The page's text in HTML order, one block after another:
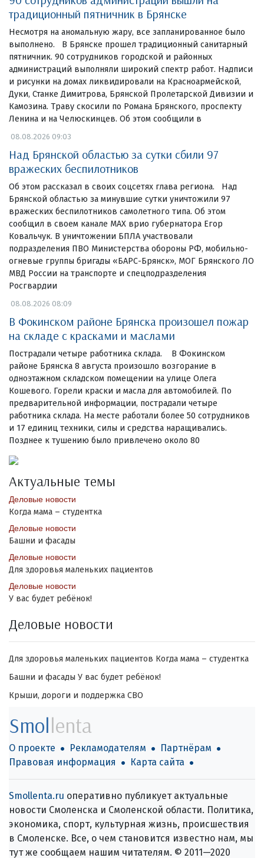
традиционный пятничник в Брянске
Несмотря на аномальную жару, все запланированное было
выполнено. В Брянске прошел традиционный санитарный
пятничник. 90 сотрудников городской и районных
администраций выполняли широкий спектр работ. Надписи
и рисунки на домах ликвидировали на Красноармейской,
Дуки, Станке Димитрова, Брянской Пролетарской Дивизии и
Камозина. Траву скосили по Романа Брянского, проспекту
Ленина и на Челюскинцев. Об этом сообщили в
08.08.2026 09:03
Над Брянской областью за сутки сбили 97
вражеских беспилотников
Об этом рассказал в своих соцсетях глава региона. Над
Брянской областью за минувшие сутки уничтожили 97
вражеских беспилотников самолетного типа. Об этом
сообщил в своем канале МАХ врио губернатора Егор
Ковальчук. В уничтожении БПЛА участвовали
подразделения ПВО Министерства обороны РФ, мобильно-
огневые группы бригады «БАРС-Брянск», МОГ Брянского ЛО
МВД России на транспорте и спецподразделения
Росгвардии
08.08.2026 08:09
В Фокинском районе Брянска произошел пожар
на складе с красками и маслами
Пострадали четыре работника склада. В Фокинском
районе Брянска 8 августа произошло возгорание в
одноэтажном складском помещении на улице Олега
Кошевого. Горели краски и масла для автомобилей. По
предварительной информации, пострадали четыре
работника склада. На месте работали более 50 сотрудников
и 17 единиц техники, силы и средства наращивались.
Позднее к тушению было привлечено около 80
Актуальные темы
Деловые новости
Когда мама – студентка
Деловые новости
Башни и фасады
Деловые новости
Для здоровья маленьких пациентов
Деловые новости
У вас будет ребёнок!
Деловые новости
Для здоровья маленьких пациентов Когда мама – студентка
Башни и фасады У вас будет ребёнок!
Крыши, дороги и поддержка СВО
Smollenta
О проекте Рекламодателям
Партнёрам
Правовая информация
Карта сайта
Smollenta.ru оперативно публикует актуальные
новости Смоленска и Смоленской области. Политика,
экономика, спорт, культурная жизнь, происшествия
в Смоленске. Все, о чем становится известно нам, мы
тут же сообщаем нашим читателям. © 2011—2020